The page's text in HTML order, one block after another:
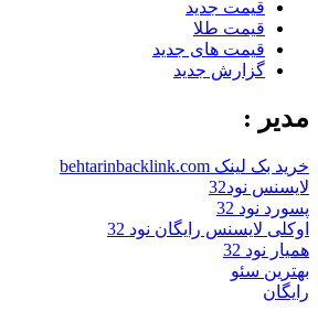
قیمت جدید
قیمت طلا
قیمت های جدید
گزارش جدید
مدیر :
خرید بک لینک behtarinbacklink.com
لایسنس نود32
پسورد نود 32
اوکلی لایسنس رایگان نود 32
همیار نود 32
بهترین سئو
رایگان